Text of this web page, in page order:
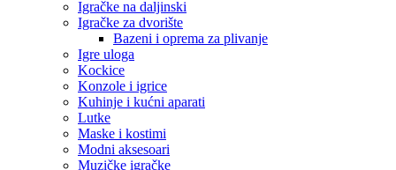
Igračke na daljinski
‎Igračke za dvorište
Bazeni i oprema za plivanje
Igre uloga
Kockice
Konzole i igrice
Kuhinje i kućni aparati
Lutke
Maske i kostimi
Modni aksesoari
Muzičke igračke